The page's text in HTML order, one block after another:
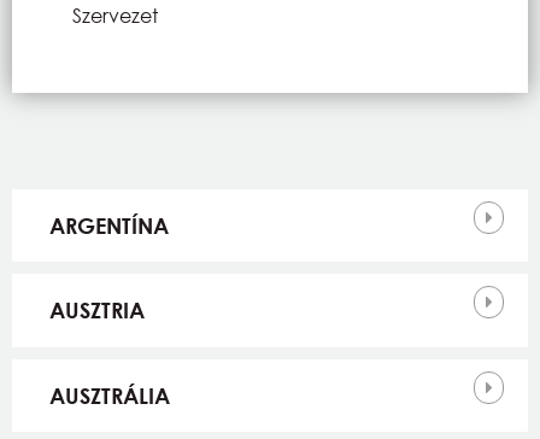
Szervezet
Országok
ARGENTÍNA
AUSZTRIA
AUSZTRÁLIA